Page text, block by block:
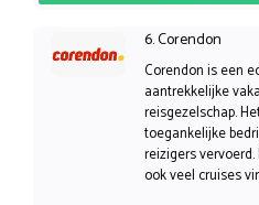
6. Corendon
Corendon is een
aantrekkelijke
reisgezelschap.
toegankelijke
reizigers
ook veel cruises